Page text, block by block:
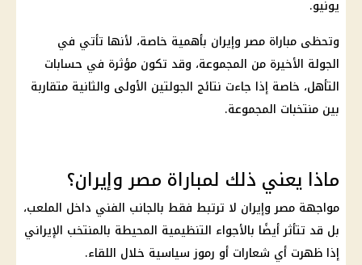
يونيو.
وتحظى مباراة مصر وإيران بأهمية خاصة، لأنها تأتي في
الجولة الأخيرة من المجموعة، وقد تكون مؤثرة في حسابات
التأهل، خاصة إذا جاءت نتائج الجولتين الأولى والثانية متقاربة
بين منتخبات المجموعة.
ماذا يعني ذلك لمباراة مصر وإيران؟
مواجهة مصر وإيران لا ترتبط فقط بالجانب الفني داخل الملعب،
بل قد تتأثر أيضًا بالأجواء التنظيمية المحيطة بالمنتخب الإيراني
إذا ظهرت أي شعارات أو رموز سياسية خلال اللقاء.